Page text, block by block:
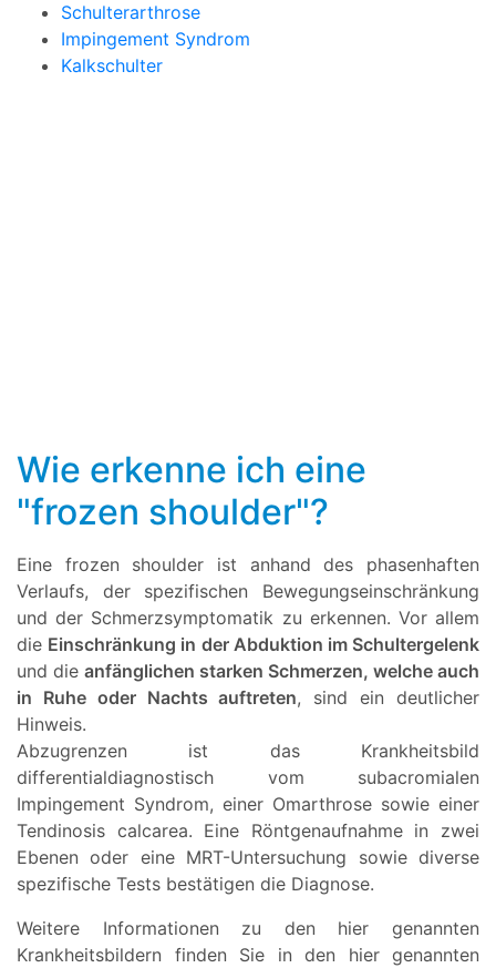
Schulterarthrose
Impingement Syndrom
Kalkschulter
Wie erkenne ich eine
"frozen shoulder"?
Eine frozen shoulder ist anhand des phasenhaften
Verlaufs, der spezifischen Bewegungseinschränkung
und der Schmerzsymptomatik zu erkennen. Vor allem
die Einschränkung in der Abduktion im Schultergelenk
und die anfänglichen starken Schmerzen, welche auch
in Ruhe oder Nachts auftreten, sind ein deutlicher
Hinweis.
Abzugrenzen ist das Krankheitsbild
differentialdiagnostisch vom subacromialen
Impingement Syndrom, einer Omarthrose sowie einer
Tendinosis calcarea. Eine Röntgenaufnahme in zwei
Ebenen oder eine MRT-Untersuchung sowie diverse
spezifische Tests bestätigen die Diagnose.
Weitere Informationen zu den hier genannten
Krankheitsbildern finden Sie in den hier genannten